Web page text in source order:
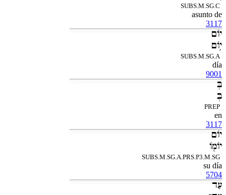
SUBS.M.SG.C
asunto de
3117
יֹום
יֹ֥ום
SUBS.M.SG.A
día
9001
בְּ
בְּ
PREP
en
3117
יֹום
יֹומֹ֖ו
SUBS.M.SG.A.PRS.P3.M.SG
su día
5704
עַד